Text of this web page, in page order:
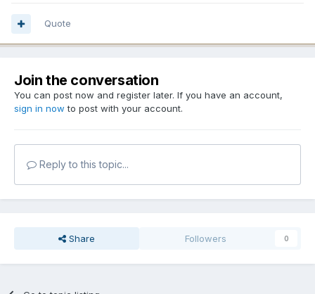
Quote
Join the conversation
You can post now and register later. If you have an account,
sign in now to post with your account.
Reply to this topic...
Share Followers 0